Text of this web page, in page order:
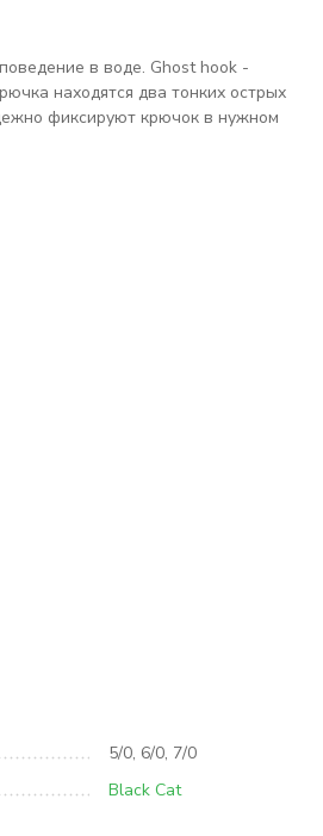
в воде. Ghost hook -
находятся два тонких острых
фиксируют крючок в нужном
5/0, 6/0, 7/0
Black Cat